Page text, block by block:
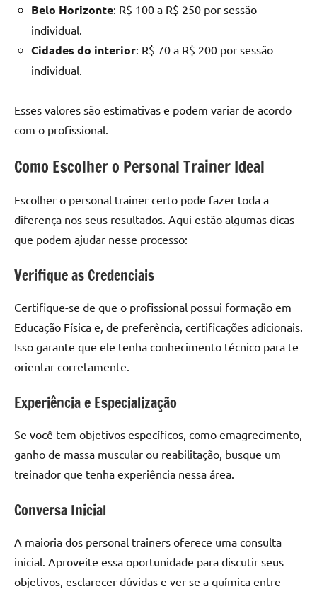
Belo Horizonte: R$ 100 a R$ 250 por sessão
individual.
Cidades do interior: R$ 70 a R$ 200 por sessão
individual.
Esses valores são estimativas e podem variar de acordo
com o profissional.
Como Escolher o Personal Trainer Ideal
Escolher o personal trainer certo pode fazer toda a
diferença nos seus resultados. Aqui estão algumas dicas
que podem ajudar nesse processo:
Verifique as Credenciais
Certifique-se de que o profissional possui formação em
Educação Física e, de preferência, certificações adicionais.
Isso garante que ele tenha conhecimento técnico para te
orientar corretamente.
Experiência e Especialização
Se você tem objetivos específicos, como emagrecimento,
ganho de massa muscular ou reabilitação, busque um
treinador que tenha experiência nessa área.
Conversa Inicial
A maioria dos personal trainers oferece uma consulta
inicial. Aproveite essa oportunidade para discutir seus
objetivos, esclarecer dúvidas e ver se a química entre